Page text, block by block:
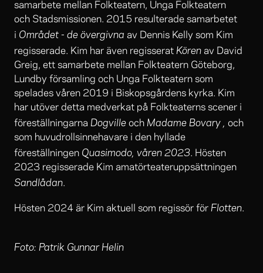
samarbete mellan Folkteatern, Unga Folkteatern
och Stadsmissionen. 2015 resulterade samarbetet
i Området - de övergivna av Dennis Kelly som Kim
regisserade. Kim har även regisserat Kören av David
Greig, ett samarbete mellan Folkteatern Göteborg,
Lundby församling och Unga Folkteatern som
spelades våren 2019 i Biskopsgårdens kyrka. Kim
har utöver detta medverkat på Folkteaterns scener i
föreställningarna Dogville och Madame Bovary ,
och
som huvudrollsinnehavare i den hyllade
föreställningen Quasimodo, våren 2023. Hösten
2023 regisserade Kim amatörteateruppsättningen
Sandlådan.
Hösten 2024 är Kim aktuell som regissör för Flotten.
Foto: Patrik Gunnar Helin